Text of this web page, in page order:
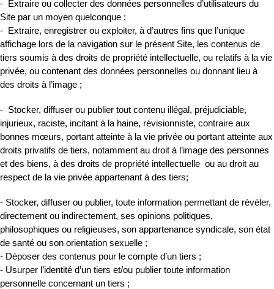
- Extraire ou collecter des données personnelles d’utilisateurs du
Site par un moyen quelconque ;
- Extraire, enregistrer ou exploiter, à d’autres fins que l’unique
affichage lors de la navigation sur le présent Site, les contenus de
tiers soumis à des droits de propriété intellectuelle, ou relatifs à la vie
privée, ou contenant des données personnelles ou donnant lieu à
des droits à l’image ;
- Stocker, diffuser ou publier tout contenu illégal, préjudiciable,
injurieux, raciste, incitant à la haine, révisionniste, contraire aux
bonnes mœurs, portant atteinte à la vie privée ou portant atteinte aux
droits privatifs de tiers, notamment au droit à l’image des personnes
et des biens, à des droits de propriété intellectuelle ou au droit au
respect de la vie privée appartenant à des tiers;
- Stocker, diffuser ou publier, toute information permettant de révéler,
directement ou indirectement, ses opinions politiques,
philosophiques ou religieuses, son appartenance syndicale, son état
de santé ou son orientation sexuelle ;
- Déposer des contenus pour le compte d’un tiers ;
- Usurper l’identité d’un tiers et/ou publier toute information
personnelle concernant un tiers ;